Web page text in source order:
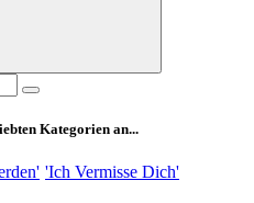
Kategorien an...
'Ich Vermisse Dich'